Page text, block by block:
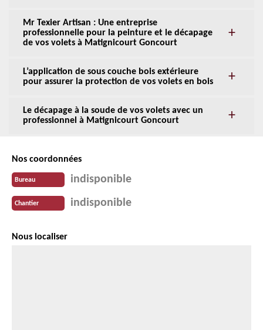
Mr Texier Artisan : Une entreprise
professionnelle pour la peinture et le décapage
de vos volets à Matignicourt Goncourt
L’application de sous couche bois extérieure
pour assurer la protection de vos volets en bois
Le décapage à la soude de vos volets avec un
professionnel à Matignicourt Goncourt
Nos coordonnées
Bureau indisponible
Chantier indisponible
Nous localiser